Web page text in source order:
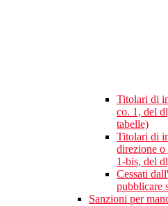
Titolari di
co. 1, del
tabelle)
Titolari di
direzione
1-bis, del
Cessati
pubblicare
Sanzioni per